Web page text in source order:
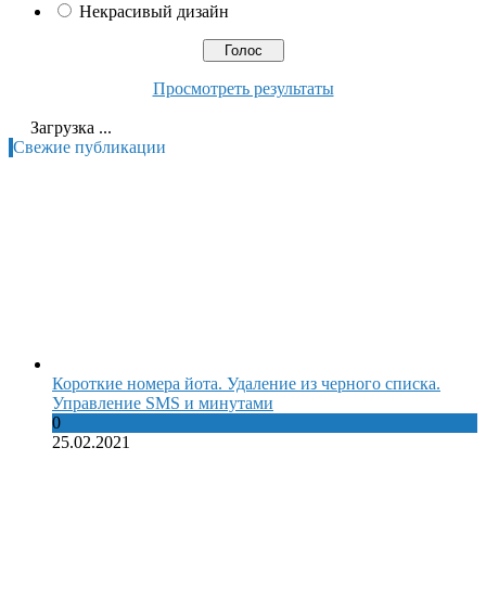
Некрасивый дизайн
Просмотреть результаты
Загрузка ...
Свежие публикации
Короткие номера йота. Удаление из черного списка.
Управление SMS и минутами
0
25.02.2021